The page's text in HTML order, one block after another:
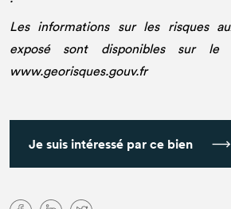
Les informations sur les risques
exposé sont disponibles sur le
www.georisques.gouv.fr
Je suis intéressé par ce bien